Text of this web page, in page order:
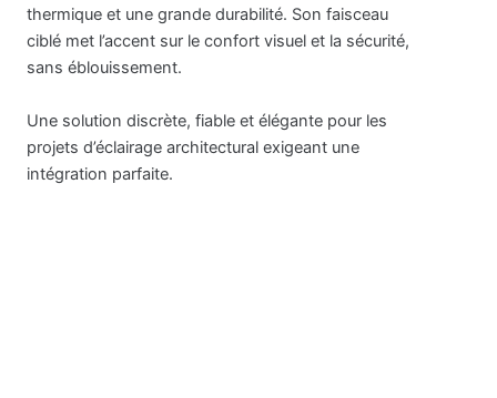
thermique et une grande durabilité. Son faisceau
ciblé met l’accent sur le confort visuel et la sécurité,
sans éblouissement.
Une solution discrète, fiable et élégante pour les
projets d’éclairage architectural exigeant une
intégration parfaite.